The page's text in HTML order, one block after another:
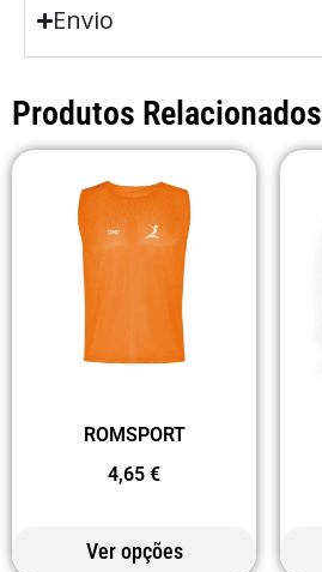
Envio
Produtos Relacionados
ROMSPORT
4,65 €
Ver opções